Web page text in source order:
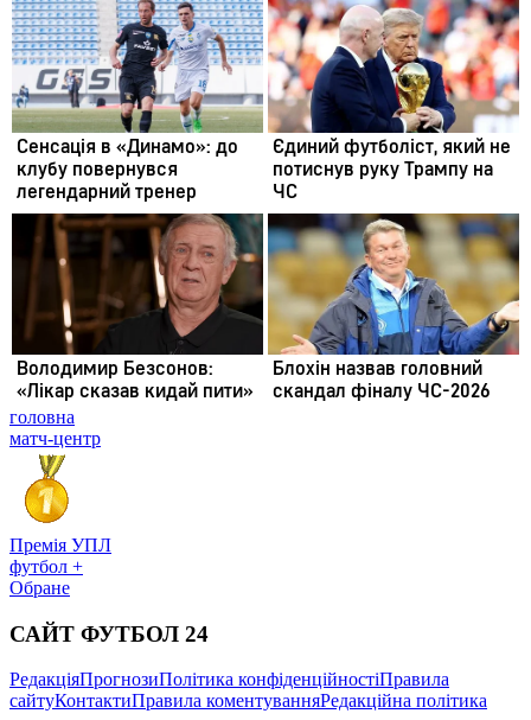
головна
матч-центр
Премія УПЛ
футбол +
Обране
САЙТ ФУТБОЛ 24
РедакціяПрогнозиПолітика конфіденційностіПравила
сайтуКонтактиПравила коментуванняРедакційна політика